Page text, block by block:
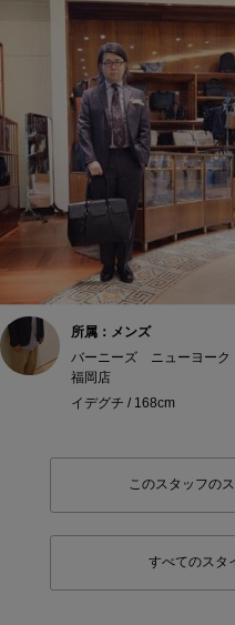
所属：メンズ
バーニーズ ニューヨーク
福岡店
イデグチ / 168cm
このスタッフの
すべてのスタ